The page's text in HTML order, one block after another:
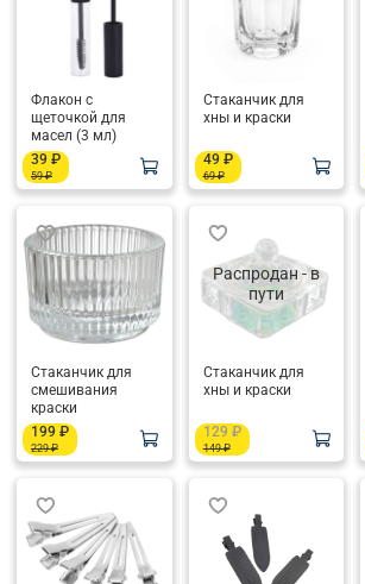
Флакон с
щеточкой для
масел (3 мл)
39 ₽
59 ₽
Стаканчик для
хны и краски
49 ₽
69 ₽
Стаканчик для
смешивания
краски
199 ₽
229 ₽
Распродан - в
пути
Стаканчик для
хны и краски
129 ₽
149 ₽